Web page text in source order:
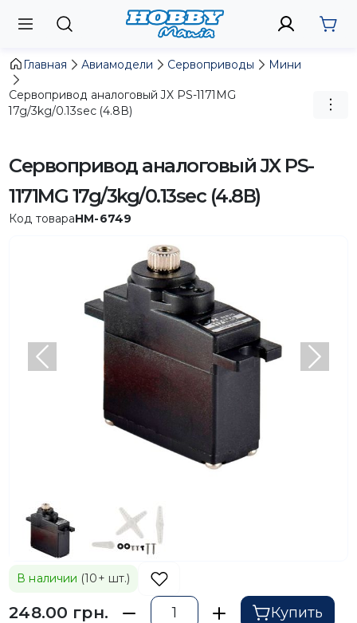
Главная Авиамодели Сервоприводы Мини
Сервопривод аналоговый JX PS-1171MG
17g/3kg/0.13sec (4.8В)
Сервопривод аналоговый JX PS-
1171MG 17g/3kg/0.13sec (4.8В)
Код товараHM-6749
Предыдущий
В наличии (10+ шт.)
248.00 грн. Купить